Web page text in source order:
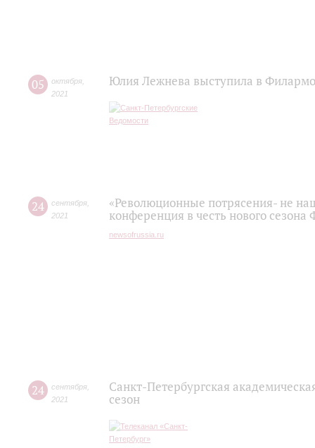
05 октября
2021
Юлия Лежнева выступила в
24 сентября
2021
«Революционные потрясения- не
конференция в честь нового
newsofrussia.ru
24 сентября
2021
Санкт-Петербургская
сезон